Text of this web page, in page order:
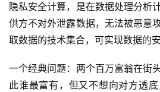
隐私安全计算，是在数据处理分析
供方不对外泄露数据，无法被恶意
取数据的技术集合，可实现数据的
一个经典问题：两个百万富翁在街
此谁最富有，但又不想向对方透